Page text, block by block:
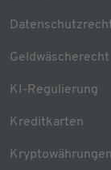
Geldwäscherecht
KI-Regulierung
Kreditkarten
Kryptowährungen